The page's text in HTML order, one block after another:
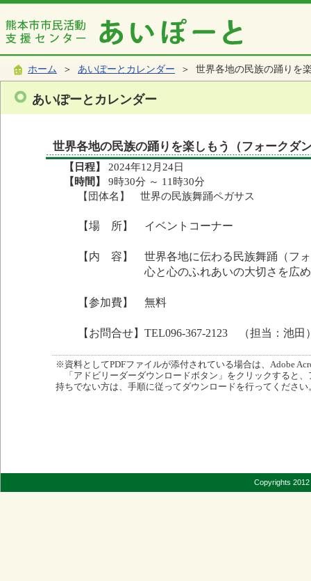
ホーム ＞ あいぽーとカレンダー ＞ 世界各地の民族の踊りを
あいぽーとカレンダー
世界各地の民族の踊りを楽しもう（フォークダ
【日程】
2024年12月24日
【時間】
9時30分 ～ 11時30分
【団体名】 世界の民族舞踊ペガサス
【場 所】 イベントコーナー
【内 容】 世界各地に伝わる民族舞踊（フ
心と心のふれあいの大切さを広め
【参加費】 無料
【お問合せ】TEL096-367-2123 （担当：池田
※資料としてPDFファイルが添付されている場合は、Adobe
「アドビリーダーダウンロードボタン」をクリックすると
持ちでない方は、手順に従ってダウンロードを行ってください
Copyrights